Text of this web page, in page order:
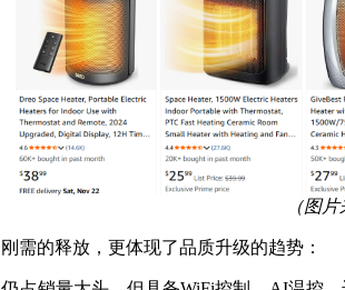
（图
需的释放，更体现了品质升级的趋势：